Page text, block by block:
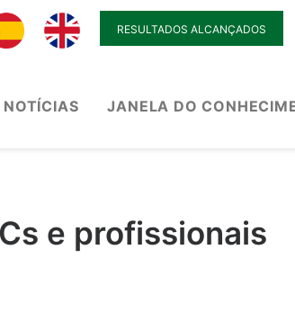
RESULTADOS ALCANÇADOS
NOTÍCIAS JANELA DO
e profissionais